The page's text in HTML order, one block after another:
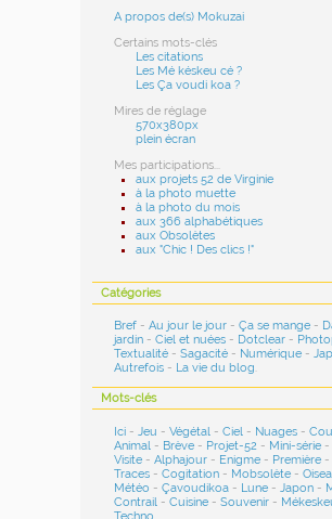
A propos de(s) Mokuzai
Certains mots-clés
Les citations
Les Mé késkeu cé ?
Les Ça voudi koa ?
Mires de réglage
570x380px
plein écran
Mes participations...
aux projets 52 de Virginie
à la photo muette
à la photo du mois
aux 366 alphabétiques
aux Obsolètes
aux "Chic ! Des clics !"
Catégories
Bref -Au jour le jour -Ça se mange -
jardin -Ciel et nuées - Dotclear -
Textualité -Sagacité - Numérique -
Autrefois - La vie du blog.
Mots-clés
Ici -Jeu -Végétal -Ciel - Nuages -
Animal - Brève - Projet-52 - Mini-série
Visite -Alphajour - Enigme - Première
Traces -Cogitation - Mobsolète -
Météo -Çavoudikoa - Lune -Japon -
Contrail -Cuisine -Souvenir -
Techno